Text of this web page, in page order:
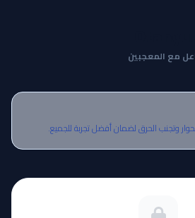
مع المعجبين
الحوار وتجنب الحرق لضمان أفضل تجربة للجميع.